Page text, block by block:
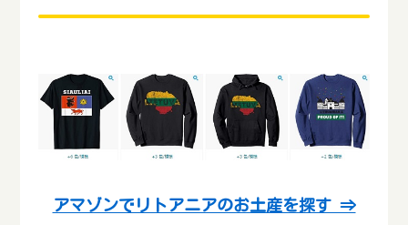
アマゾンでリトアニアのお土産を探す ⇒